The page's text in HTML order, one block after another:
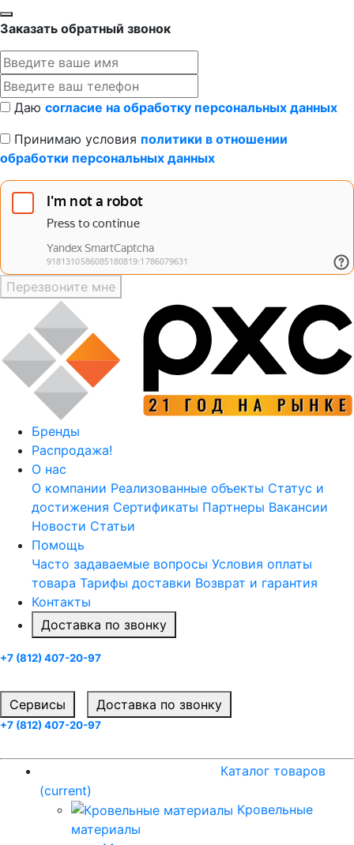
Заказать обратный звонок
Даю согласие на обработку персональных данных
Принимаю условия политики в отношении
обработки персональных данных
Перезвоните мне
Бренды
Распродажа!
О нас
О компании Реализованные объекты Статус и
достижения Сертификаты Партнеры Вакансии
Новости Статьи
Помощь
Часто задаваемые вопросы Условия оплаты
товара Тарифы доставки Возврат и гарантия
Контакты
Доставка по звонку
+7 (812) 407-20-97
Cервисы
Доставка по звонку
+7 (812) 407-20-97
Каталог товаров
(current)
Кровельные
материалы